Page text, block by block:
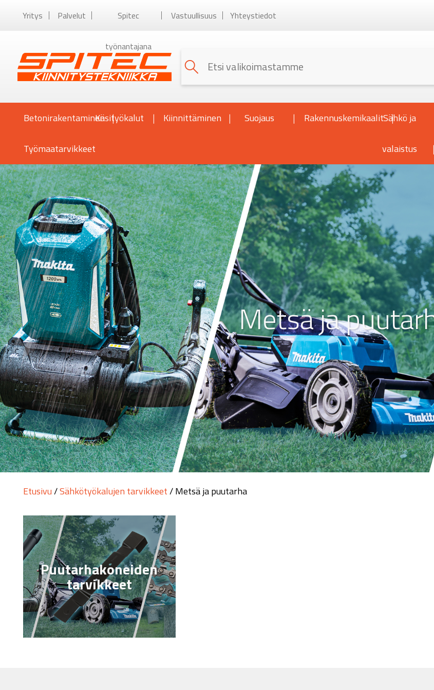
Yritys Palvelut Spitec
työnantajana
Vastuullisuus Yhteystiedot
BetonirakentaminenKäsityökalut Kiinnittäminen Suojaus RakennuskemikaalitSähkö ja
valaistus
Työmaatarvikkeet
Metsä ja
Etusivu/Sähkötyökalujen tarvikkeet/ Metsä ja puutarha
Puutarhakoneiden
tarvikkeet